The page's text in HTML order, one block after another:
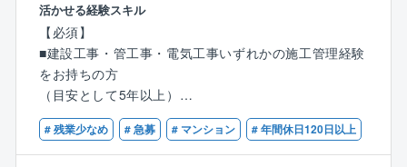
績を着実に伸ばしています。
【事業概要】
グループで展開する「サーパスマンション」をはじ
め、分譲マンションやビル等の管理/修繕維持業務を通
してマンションにお住まいの方々の快適な暮らしを守
り、資産価値を維持し続ける事業に取り組んでいま
す。
【具体的な業務内容】
■工事提案：フロント担当(営業)と共に管理組合に対し
工事提案(工事の内容の説明／プレゼンテーション)を行
います。
■工事施工管理：工事がスムーズに進むよう工程管理や
工事業者への指導、品質チェック等を行います。
■見積書作成：マンション不具合箇所の修理、改修、計
活かせる経験スキル
【必須】
■建設工事・管工事・電気工事いずれかの施工管理経験
をお持ちの方
（目安として5年以上）
■普通自動車免許第一種
【歓迎】
# 残業少なめ # 急募 # マンション # 年間休日120日以上